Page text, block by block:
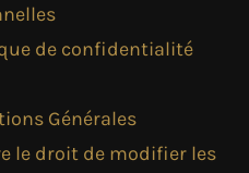
de confidentialité
Générales
le droit de modifier les